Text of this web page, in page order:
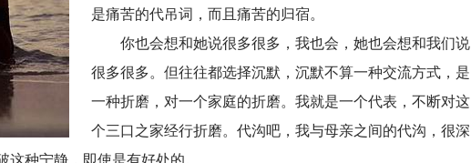
是痛苦的代吊词，而且痛苦的归宿。
你也会想和她说很多很多，我也会，她也会想和我们说
很多很多。但往往都选择沉默，沉默不算一种交流方式，是
一种折磨，对一个家庭的折磨。我就是一个代表，不断对这
个三口之家经行折磨。代沟吧，我与母亲之间的代沟，很深
种宁静，即使是有好处的。